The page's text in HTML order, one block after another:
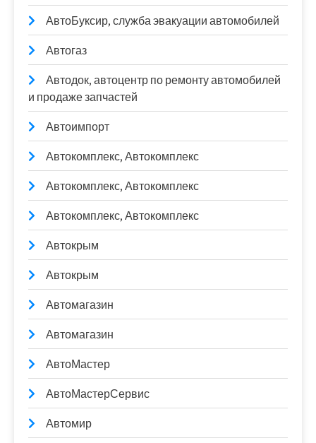
АвтоБуксир, служба эвакуации автомобилей
Автогаз
Автодок, автоцентр по ремонту автомобилей
и продаже запчастей
Автоимпорт
Автокомплекс, Автокомплекс
Автокомплекс, Автокомплекс
Автокомплекс, Автокомплекс
Автокрым
Автокрым
Автомагазин
Автомагазин
АвтоМастер
АвтоМастерСервис
Автомир